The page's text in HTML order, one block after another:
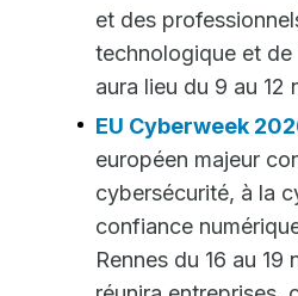
et des
technologique et
aura lieu du 9 au 12
EU Cyberweek
européen majeur
cybersécurité, à la
confiance
Rennes du 16 au